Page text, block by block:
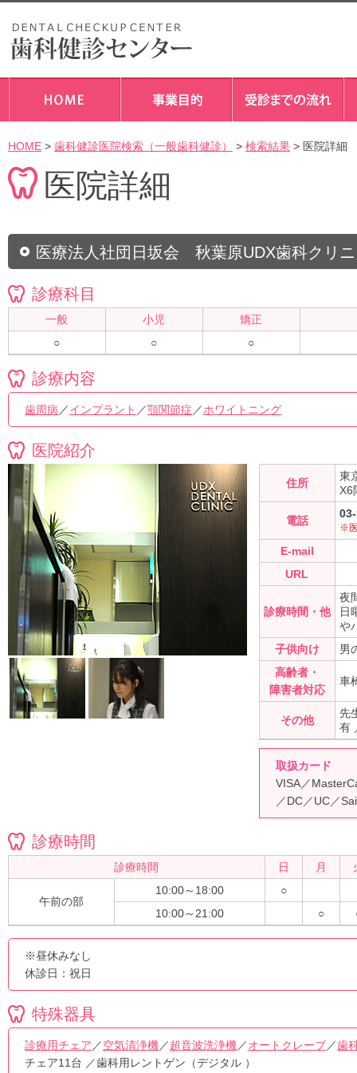
HOME > 歯科健診医院検索（一般歯科健診） > 検索結果 > 医院詳細
医院詳細
医療法人社団日坂会 秋葉原UDX歯科クリ
診療科目
一般 小児
矯正
○
○ ○
診療内容
歯周病 ／インプラント ／顎関節症 ／ホワイトニング
医院紹介
住所
東
X6
電話
※
E-mail
URL
診療時間・他
夜
日
や
子供向け
男
高齢者・
障害者対応
車
その他
先
有
取扱カード
VISA／
／DC／UC／
診療時間
診療時間 日 月
午前の部
10:00～18:00
○
10:00～21:00
○
※昼休みなし
休診日：祝日
特殊器具
診療用チェア ／空気清浄機 ／超音波洗浄機 ／オートクレーブ／歯
チェア11台 ／歯科用レントゲン（デジタル ）